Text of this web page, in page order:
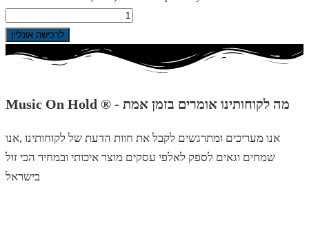
לרכישה אונליין
Music On Hold ® - מה לקוחותינו אומרים בזמן אמת
אנו מעריכים ומתרגשים לקבל את חוות הדעת של לקוחותינו ,אנו
שמחים וגאים לספק לאלפי עסקים מוצר איכותי ובמחיר הכי זול
בישראל